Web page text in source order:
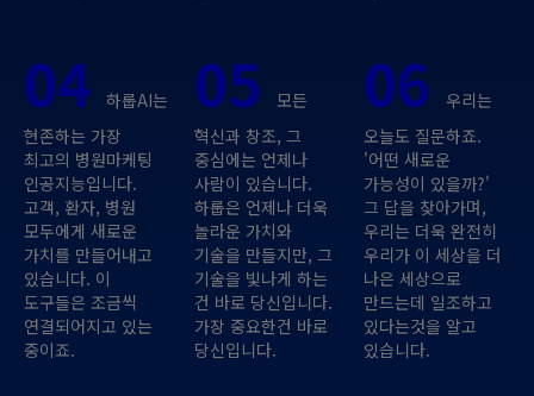
04
하룹AI는
현존하는 가장
최고의 병원마케팅
인공지능입니다.
고객, 환자, 병원
모두에게 새로운
가치를 만들어내고
있습니다. 이
도구들은 조금씩
연결되어지고 있는
중이죠.
05
모든
혁신과 창조, 그
중심에는 언제나
사람이 있습니다.
하룹은 언제나 더욱
놀라운 가치와
기술을 만들지만, 그
기술을 빛나게 하는
건 바로 당신입니다.
가장 중요한건 바로
당신입니다.
06우리는
오늘도 질문하죠.
'어떤 새로운
가능성이 있을까?'
그 답을 찾아가며,
우리는 더욱 완전히
우리가 이 세상을 더
나은 세상으로
만드는데 일조하고
있다는것을 알고
있습니다.